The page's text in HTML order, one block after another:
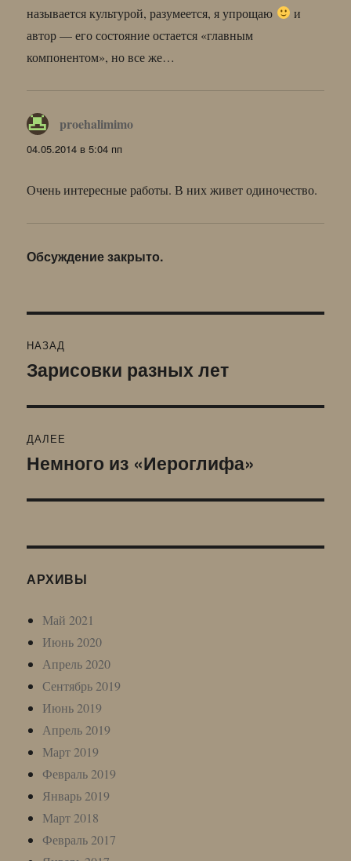
называется культурой, разумеется, я упрощаю
и
автор — его состояние остается «главным
компонентом», но все же…
proehalimimo
04.05.2014 в 5:04 пп
Очень интересные работы. В них живет одиночество.
Обсуждение закрыто.
по
НАЗАД
Предыдущая
Зарисовки разных лет
ДАЛЕЕ
Следующая
Немного из «Иероглифа»
АРХИВЫ
Май 2021
Июнь 2020
Апрель 2020
Сентябрь 2019
Июнь 2019
Апрель 2019
Март 2019
Февраль 2019
Январь 2019
Март 2018
Февраль 2017